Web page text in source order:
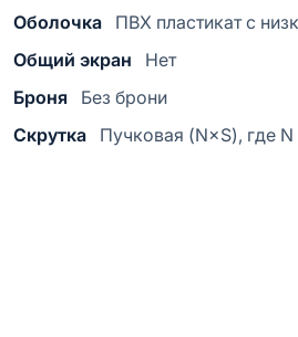
Оболочка
ПВХ пластикат с
Общий экран
Нет
Броня
Без брони
Скрутка
Пучковая (N×S), где